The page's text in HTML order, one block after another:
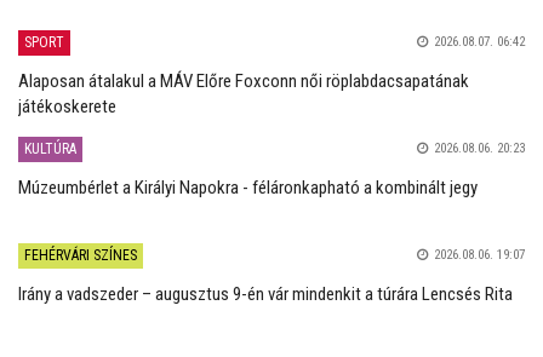
SPORT 2026.08.07. 06:42
Alaposan átalakul a MÁV Előre Foxconn női röplabdacsapatának
játékoskerete
KULTÚRA 2026.08.06. 20:23
Múzeumbérlet a Királyi Napokra - féláronkapható a kombinált jegy
FEHÉRVÁRI SZÍNES 2026.08.06. 19:07
Irány a vadszeder – augusztus 9-én vár mindenkit a túrára Lencsés Rita